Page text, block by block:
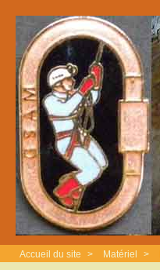
Accueil du site > Matériel >